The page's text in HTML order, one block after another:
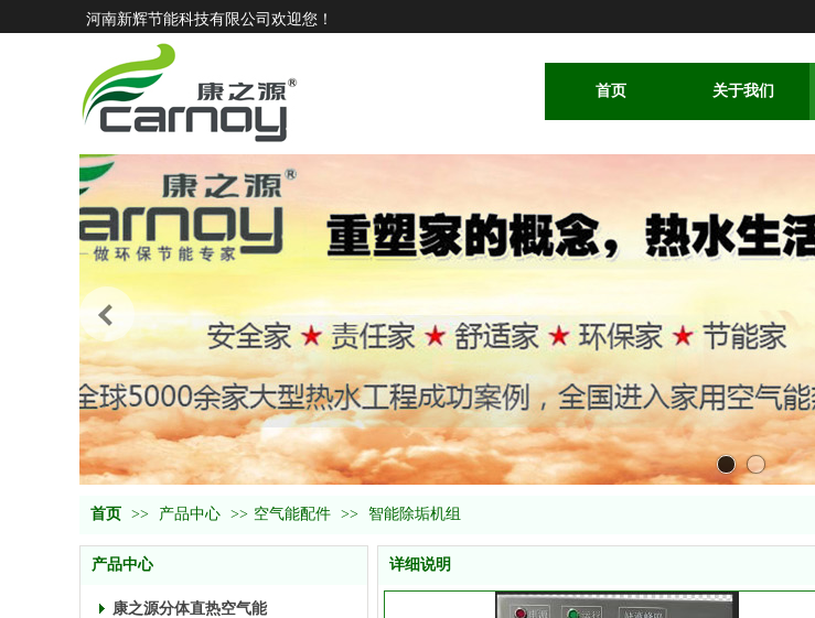
河南新辉节能科技有限公司欢迎您！
首页 关于我们
首页 >> 产品中心 >> 空气能配件 >> 智能除垢机组
产品中心
康之源分体直热空气能
详细说明